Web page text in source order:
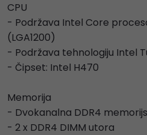
CPU
- Podržava Intel Core
(LGA1200)
- Podržava tehnologiju Intel
- Čipset: Intel H470
Memorija
- Dvokanalna DDR4
- 2 x DDR4 DIMM utora